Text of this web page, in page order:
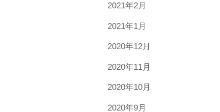
2021年2月
2021年1月
2020年12月
2020年11月
2020年10月
2020年9月